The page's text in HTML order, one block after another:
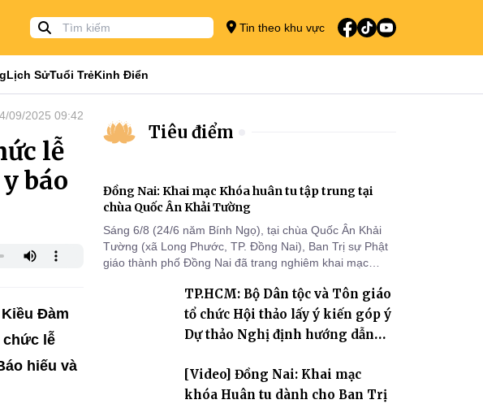
Tin theo khu vực
Lịch SửTuổi TrẻKinh Điển
09/2025 09:42
lễ
báo
Đàm
chức lễ
hiếu và
Tiêu điểm
Đồng Nai: Khai mạc Khóa huân tu tập trung tại
chùa Quốc Ân Khải Tường
Sáng 6/8 (24/6 năm Bính Ngọ), tại chùa Quốc Ân Khải
Tường (xã Long Phước, TP. Đồng Nai), Ban Trị sự Phật
giáo thành phố Đồng Nai đã trang nghiêm khai mạc
2570 dành cho chư Tăng hành giả an cư tại chỗ khu vực
VII, VIII và trường hạ chùa Quốc Ân Khải Tường.
TP.HCM: Bộ Dân tộc và Tôn giáo
tổ chức Hội thảo lấy ý kiến góp ý
Dự thảo Nghị định hướng dẫn
giáo
[Video] Đồng Nai: Khai mạc
khóa Huân tu dành cho Ban Trị